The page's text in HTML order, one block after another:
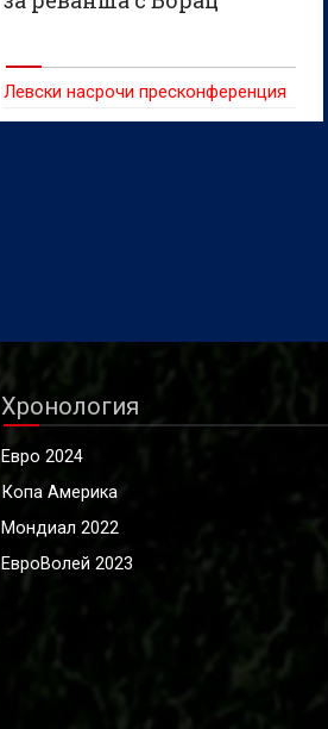
Левски насрочи пресконференция
Хронология
Евро 2024
Копа Америка
Мондиал 2022
ЕвроВолей 2023